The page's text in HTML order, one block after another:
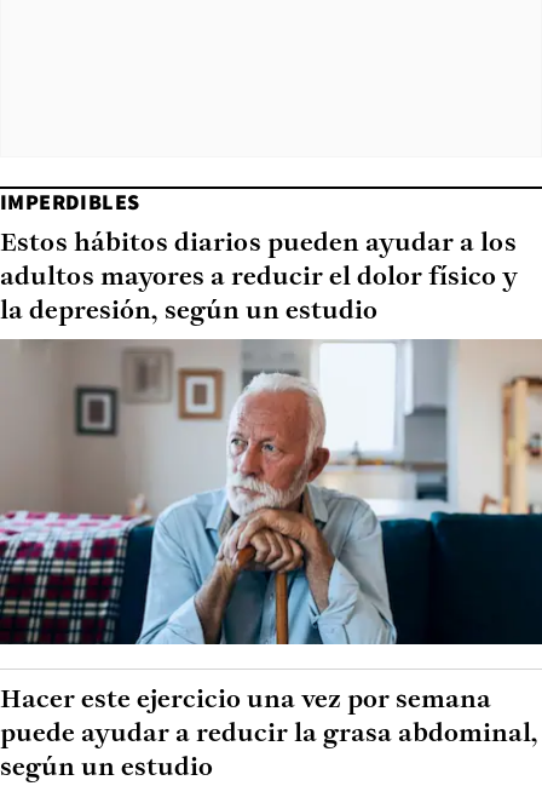
IMPERDIBLES
Estos hábitos diarios pueden ayudar a los
adultos mayores a reducir el dolor físico y
la depresión, según un estudio
Hacer este ejercicio una vez por semana
puede ayudar a reducir la grasa abdominal,
según un estudio